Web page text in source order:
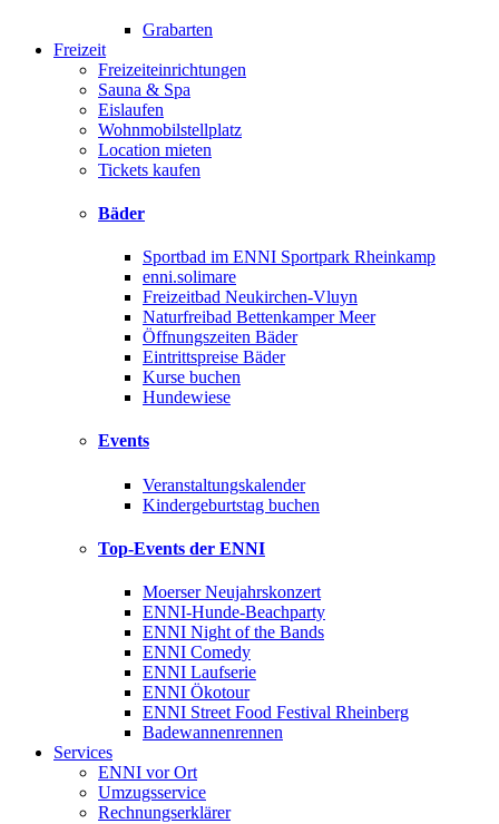
Grabarten
Freizeit
Freizeiteinrichtungen
Sauna & Spa
Eislaufen
Wohnmobilstellplatz
Location mieten
Tickets kaufen
Bäder
Sportbad im ENNI Sportpark Rheinkamp
enni.solimare
Freizeitbad Neukirchen-Vluyn
Naturfreibad Bettenkamper Meer
Öffnungszeiten Bäder
Eintrittspreise Bäder
Kurse buchen
Hundewiese
Events
Veranstaltungskalender
Kindergeburtstag buchen
Top-Events der ENNI
Moerser Neujahrskonzert
ENNI-Hunde-Beachparty
ENNI Night of the Bands
ENNI Comedy
ENNI Laufserie
ENNI Ökotour
ENNI Street Food Festival Rheinberg
Badewannenrennen
Services
ENNI vor Ort
Umzugsservice
Rechnungserklärer